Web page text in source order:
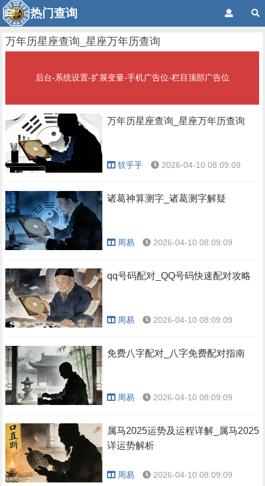
热门查询
万年历星座查询_星座万年历查询
后台-系统设置-扩展变量-手机广告位-栏目顶部广告位
万年历星座查询_星座万年历查询
软乎乎 2026-04-10 08:09:09
诸葛神算测字_诸葛测字解疑
周易 2026-04-10 08:09:09
qq号码配对_QQ号码快速配对攻略
周易 2026-04-10 08:09:09
免费八字配对_八字免费配对指南
周易 2026-04-10 08:09:09
属马2025运势及运程详解_属马2025
详运势解析
周易 2026-04-10 08:09:09